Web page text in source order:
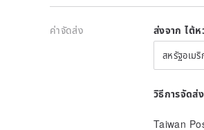
ค่าจัดส่ง ส่งจาก ไต้
สหรัฐอเมริ
วิธีการจัดส่ง
Taiwan